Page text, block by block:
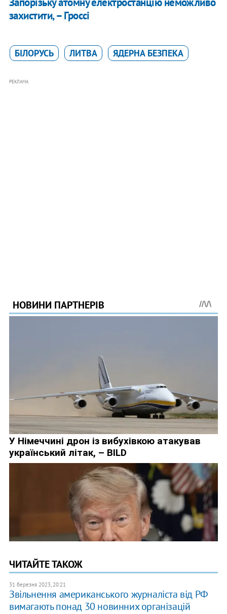
захистити, – Гроссі
БІЛОРУСЬ ЛИТВА ЯДЕРНА БЕЗПЕКА
РЕКЛАМА
ЧИТАЙТЕ ТАКОЖ
31 березня 2023, 20:21
Звільнення американського журналіста від РФ
вимагають понад 30 новинних організацій